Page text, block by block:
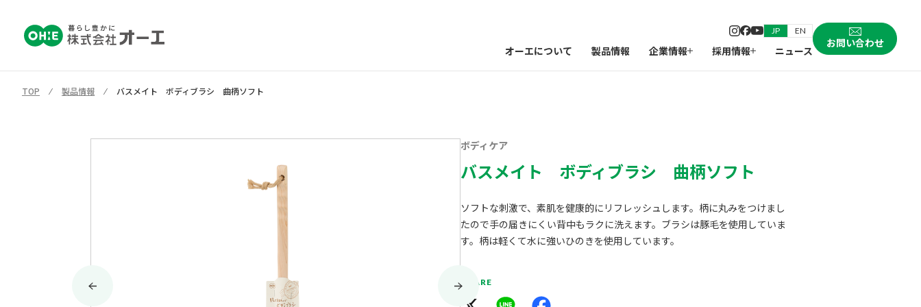
JP EN
オーエについて 製品情報 企業情報 採用情報 ニュース
お問い合わせ
TOP ⁄ 製品情報 ⁄ バスメイト ボディブラシ 曲柄ソフト
ボディケア
バスメイト ボディブラシ 曲柄ソフト
ソフトな刺激で、素肌を健康的にリフレッシュします。柄に丸みをつけまし
たので手の届きにくい背中もラクに洗えます。ブラシは豚毛を使用していま
す。柄は軽くて水に強いひのきを使用しています。
SHARE